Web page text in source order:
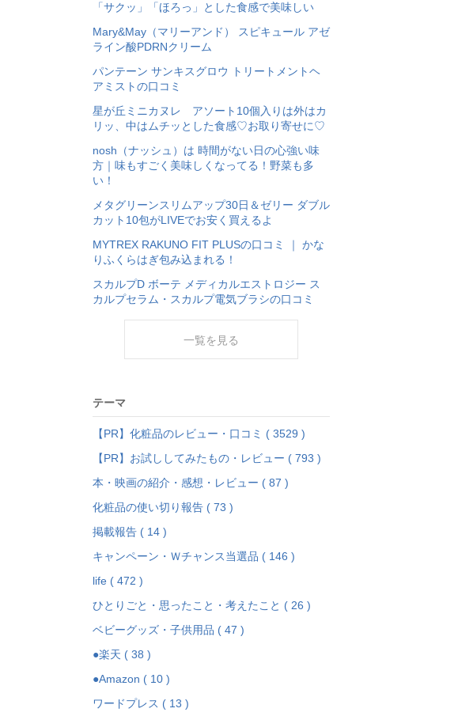
「サクッ」「ほろっ」とした食感で美味しい
Mary&May（マリーアンド） スピキュール アゼ
ライン酸PDRNクリーム
パンテーン サンキスグロウ トリートメントヘ
アミストの口コミ
星が丘ミニカヌレ アソート10個入りは外はカ
リッ、中はムチッとした食感♡お取り寄せに♡
nosh（ナッシュ）は 時間がない日の心強い味
方｜味もすごく美味しくなってる！野菜も多
い！
メタグリーンスリムアップ30日＆ゼリー ダブル
カット10包がLIVEでお安く買えるよ
MYTREX RAKUNO FIT PLUSの口コミ ｜ かな
りふくらはぎ包み込まれる！
スカルプD ボーテ メディカルエストロジー ス
カルプセラム・スカルプ電気ブラシの口コミ
一覧を見る
テーマ
【PR】化粧品のレビュー・口コミ ( 3529 )
【PR】お試ししてみたもの・レビュー ( 793 )
本・映画の紹介・感想・レビュー ( 87 )
化粧品の使い切り報告 ( 73 )
掲載報告 ( 14 )
キャンペーン・Ｗチャンス当選品 ( 146 )
life ( 472 )
ひとりごと・思ったこと・考えたこと ( 26 )
ベビーグッズ・子供用品 ( 47 )
●楽天 ( 38 )
●Amazon ( 10 )
ワードプレス ( 13 )